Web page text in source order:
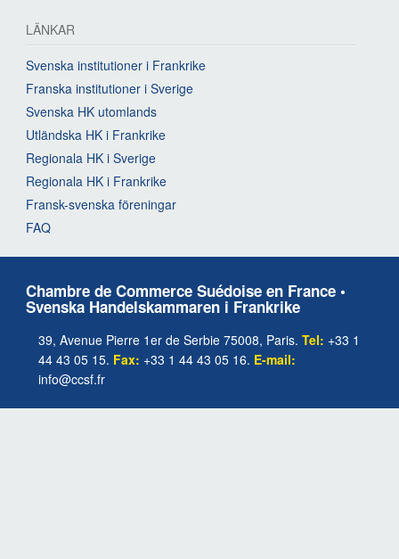
LÄNKAR
Svenska institutioner i Frankrike
Franska institutioner i Sverige
Svenska HK utomlands
Utländska HK i Frankrike
Regionala HK i Sverige
Regionala HK i Frankrike
Fransk-svenska föreningar
FAQ
Chambre de Commerce Suédoise en France •
Svenska Handelskammaren i Frankrike
39, Avenue Pierre 1er de Serbie 75008, Paris. Tel: +33 1
44 43 05 15. Fax: +33 1 44 43 05 16. E-mail:
info@ccsf.fr